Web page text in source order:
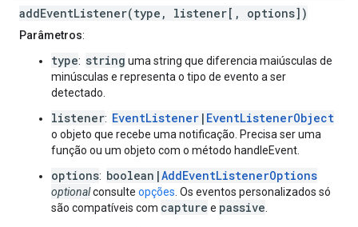
addEventListener(type, listener[, options])
Parâmetros:
type: string uma string que diferencia maiúsculas de
minúsculas e representa o tipo de evento a ser
detectado.
listener: EventListener | EventListenerObject
o objeto que recebe uma notificação. Precisa ser uma
função ou um objeto com o método handleEvent.
options: boolean|AddEventListenerOptions
optionalconsulte opções . Os eventos personalizados só
são compatíveis com capture e passive